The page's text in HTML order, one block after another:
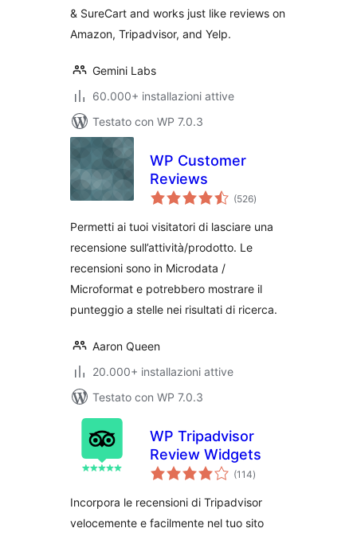
& SureCart and works just like reviews on
Amazon, Tripadvisor, and Yelp.
Gemini Labs
60.000+ installazioni attive
Testato con WP 7.0.3
WP Customer
Reviews
(526valutazioni
totali
)
Permetti ai tuoi visitatori di lasciare una
recensione sull’attività/prodotto. Le
recensioni sono in Microdata /
Microformat e potrebbero mostrare il
punteggio a stelle nei risultati di ricerca.
Aaron Queen
20.000+ installazioni attive
Testato con WP 7.0.3
WP Tripadvisor
Review Widgets
(114valutazioni
totali
)
Incorpora le recensioni di Tripadvisor
velocemente e facilmente nel tuo sito